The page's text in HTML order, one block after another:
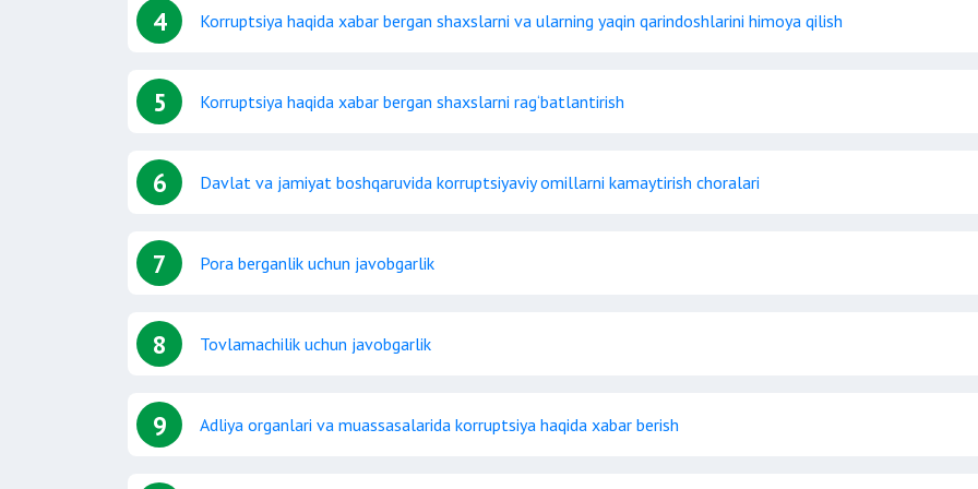
4 Korruptsiya haqida xabar bergan shaxslarni va ularning yaqin qarindoshlarini himoya qilish
5 Korruptsiya haqida xabar bergan shaxslarni rag‘batlantirish
6 Davlat va jamiyat boshqaruvida korruptsiyaviy omillarni kamaytirish choralari
7 Pora berganlik uchun javobgarlik
8 Tovlamachilik uchun javobgarlik
9 Adliya organlari va muassasalarida korruptsiya haqida xabar berish